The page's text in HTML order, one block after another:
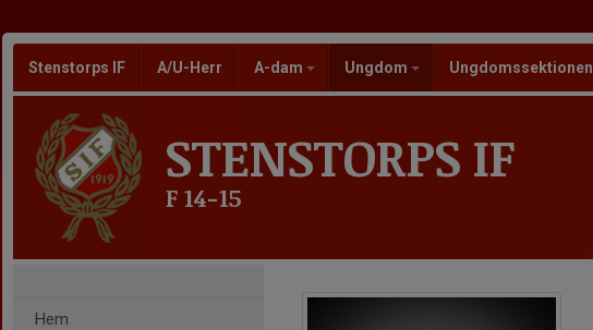
Stenstorps IF A/U-Herr A-dam Ungdom Ungdomssektionen
STENSTORPS IF
F 14-15
Hem